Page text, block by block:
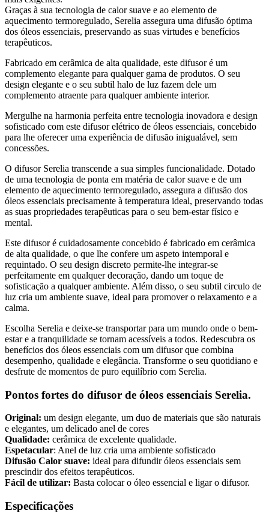
Graças à sua tecnologia de calor suave e ao elemento de
aquecimento termoregulado, Serelia assegura uma difusão óptima
dos óleos essenciais, preservando as suas virtudes e benefícios
terapêuticos.
Fabricado em cerâmica de alta qualidade, este difusor é um
complemento elegante para qualquer gama de produtos. O seu
design elegante e o seu subtil halo de luz fazem dele um
complemento atraente para qualquer ambiente interior.
Mergulhe na harmonia perfeita entre tecnologia inovadora e design
sofisticado com este difusor elétrico de óleos essenciais, concebido
para lhe oferecer uma experiência de difusão inigualável, sem
concessões.
O difusor Serelia transcende a sua simples funcionalidade. Dotado
de uma tecnologia de ponta em matéria de calor suave e de um
elemento de aquecimento termoregulado, assegura a difusão dos
óleos essenciais precisamente à temperatura ideal, preservando todas
as suas propriedades terapêuticas para o seu bem-estar físico e
mental.
Este difusor é cuidadosamente concebido é fabricado em cerâmica
de alta qualidade, o que lhe confere um aspeto intemporal e
requintado. O seu design discreto permite-lhe integrar-se
perfeitamente em qualquer decoração, dando um toque de
sofisticação a qualquer ambiente. Além disso, o seu subtil circulo de
luz cria um ambiente suave, ideal para promover o relaxamento e a
calma.
Escolha Serelia e deixe-se transportar para um mundo onde o bem-
estar e a tranquilidade se tornam acessíveis a todos. Redescubra os
benefícios dos óleos essenciais com um difusor que combina
desempenho, qualidade e elegância. Transforme o seu quotidiano e
desfrute de momentos de puro equilíbrio com Serelia.
Pontos fortes do difusor de óleos essenciais Serelia.
Original: um design elegante, um duo de materiais que são naturais
e elegantes, um delicado anel de cores
Qualidade: cerâmica de excelente qualidade.
Espetacular: Anel de luz cria uma ambiente sofisticado
Difusão Calor suave: ideal para difundir óleos essenciais sem
prescindir dos efeitos terapêuticos.
Fácil de utilizar: Basta colocar o óleo essencial e ligar o difusor.
Especificações